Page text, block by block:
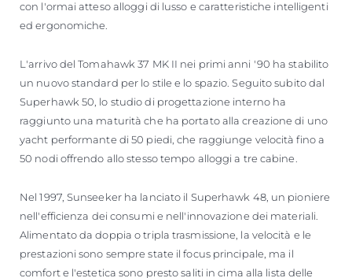
con l'ormai atteso alloggi di lusso e caratteristiche intelligenti
ed ergonomiche.
L'arrivo del Tomahawk 37 MK II nei primi anni '90 ha stabilito
un nuovo standard per lo stile e lo spazio. Seguito subito dal
Superhawk 50, lo studio di progettazione interno ha
raggiunto una maturità che ha portato alla creazione di uno
yacht performante di 50 piedi, che raggiunge velocità fino a
50 nodi offrendo allo stesso tempo alloggi a tre cabine.
Nel 1997, Sunseeker ha lanciato il Superhawk 48, un pioniere
nell'efficienza dei consumi e nell'innovazione dei materiali.
Alimentato da doppia o tripla trasmissione, la velocità e le
prestazioni sono sempre state il focus principale, ma il
comfort e l'estetica sono presto saliti in cima alla lista delle